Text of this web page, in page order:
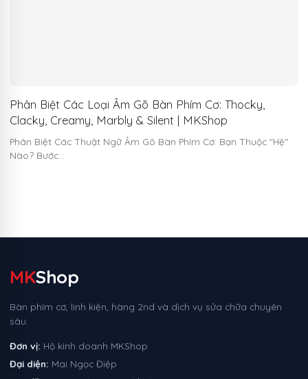
Phân Biệt Các Loại Âm Gõ Bàn Phím Cơ: Thocky,
Clacky, Creamy, Marbly & Silent | MKShop
Phân Biệt Các Thuật Ngữ Âm Gõ Bàn Phím Cơ: Bạn Thuộc "Hệ"
Nào? Bước…
MKShop
Bàn phím cơ, linh kiện, hàng 2nd và dịch vụ sửa chữa chuyên
sâu.
Đơn vị: Hộ kinh doanh MKShop
Đại diện: Mai Ngọc Điệp